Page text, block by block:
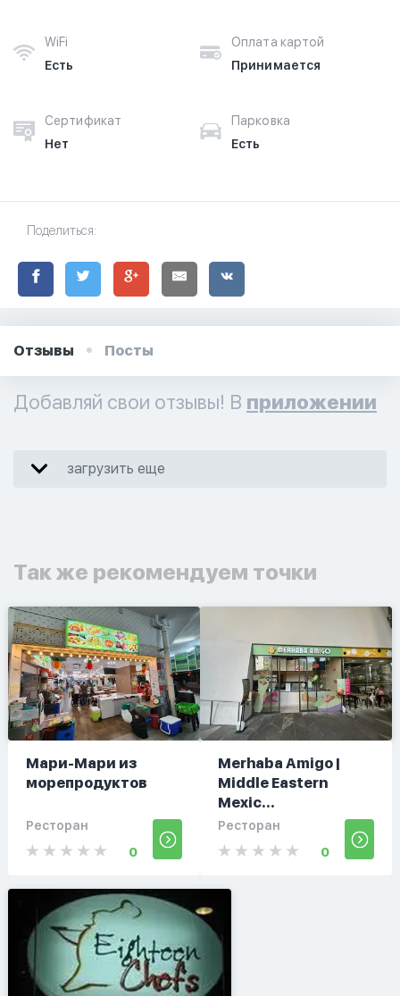
WiFi
Есть
Оплата картой
Принимается
Сертификат
Нет
Парковка
Есть
Поделиться:
Отзывы Посты
Добавляй свои отзывы! В приложении
загрузить еще
Так же рекомендуем точки
Мари-Мари из
морепродуктов
Ресторан
0
Merhaba Amigo |
Middle Eastern
Mexic...
Ресторан
0